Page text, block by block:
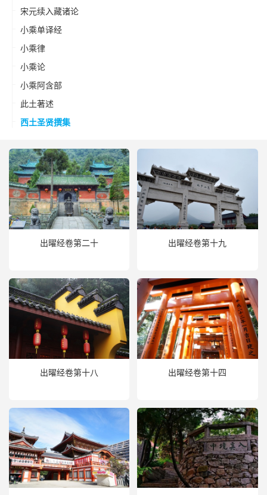
宋元续入藏诸论
小乘单译经
小乘律
小乘论
小乘阿含部
此土著述
西土圣贤撰集
出曜经卷第二十 出曜经卷第十九
出曜经卷第十八 出曜经卷第十四